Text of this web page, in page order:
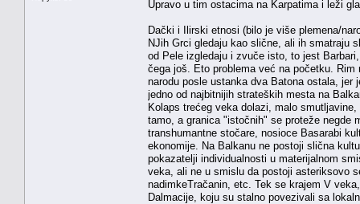
Upravo u tim ostacima na Karpatima i leži
Dački i Ilirski etnosi (bilo je više plemena/
NJih Grci gledaju kao slične, ali ih smatraju
od Pele izgledaju i zvuče isto, to jest
čega još. Eto problema već na početku.
narodu posle ustanka dva Batona ostala,
jedno od najbitnijih strateških mesta na
Kolaps trećeg veka dolazi, malo
tamo, a granica "istočnih" se proteže negde
transhumantne stočare, nosioce Basarabi
ekonomije. Na Balkanu ne postoji slična
pokazatelji individualnosti u materijalnom
veka, ali ne u smislu da postoji asteriksovo
nadimkeTračanin, etc. Tek se krajem V
Dalmacije, koju su stalno povezivali sa